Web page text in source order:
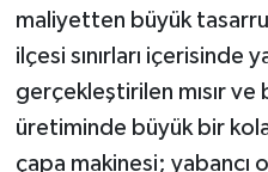
maliyetten büyük
ilçesi sınırları içerisinde
gerçekleştirilen mısır ve
üretiminde büyük bir
çapa makinesi; yabancı